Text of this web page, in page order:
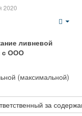
2020
ливневой
с ООО
(максимальной)
за